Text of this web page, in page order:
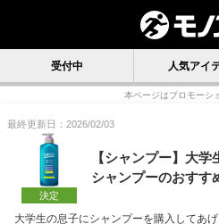
受付中 人気アイ
本ページはプロモーシ
最終更新日：2026/02/03
決定
【シャンプー】大
シャンプーのおすす
大学生の息子にシャンプーを購入してあ